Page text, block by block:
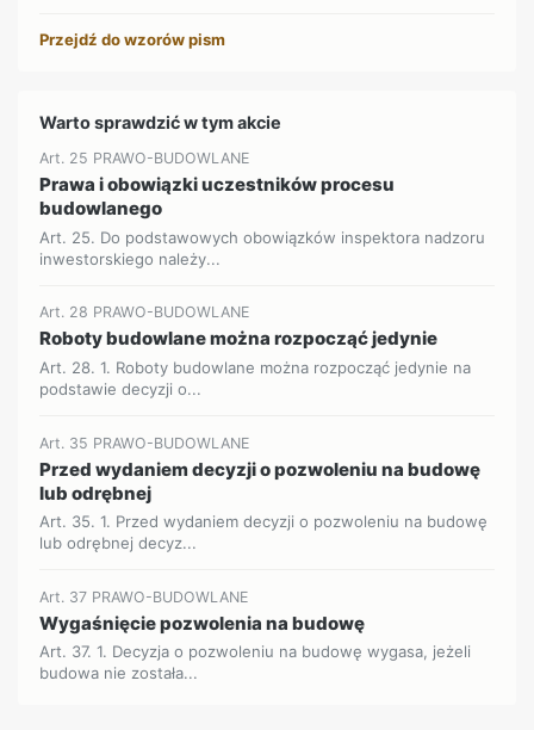
Przejdź do wzorów pism
Warto sprawdzić w tym akcie
Art. 25 PRAWO-BUDOWLANE
Prawa i obowiązki uczestników procesu
budowlanego
Art. 25. Do podstawowych obowiązków inspektora nadzoru
inwestorskiego należy...
Art. 28 PRAWO-BUDOWLANE
Roboty budowlane można rozpocząć jedynie
Art. 28. 1. Roboty budowlane można rozpocząć jedynie na
podstawie decyzji o...
Art. 35 PRAWO-BUDOWLANE
Przed wydaniem decyzji o pozwoleniu na budowę
lub odrębnej
Art. 35. 1. Przed wydaniem decyzji o pozwoleniu na budowę
lub odrębnej decyz...
Art. 37 PRAWO-BUDOWLANE
Wygaśnięcie pozwolenia na budowę
Art. 37. 1. Decyzja o pozwoleniu na budowę wygasa, jeżeli
budowa nie została...